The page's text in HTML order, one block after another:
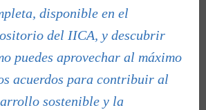
disponible en el
del IICA, y descubrir
puedes aprovechar al máximo
acuerdos para contribuir al
sostenible y la